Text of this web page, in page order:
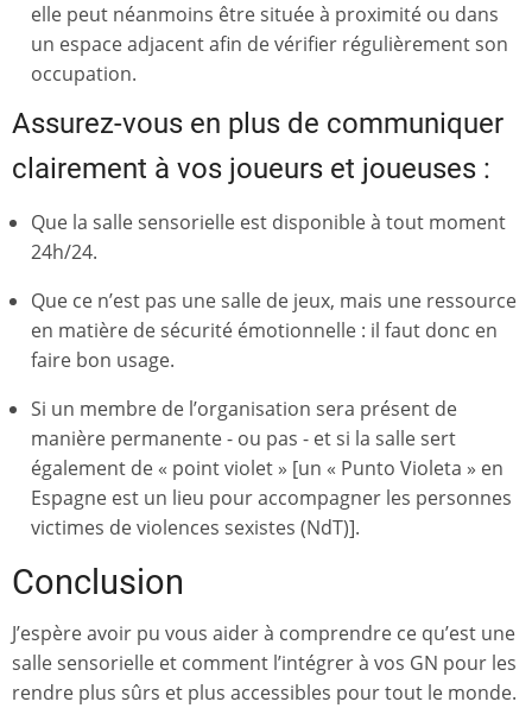
elle peut néanmoins être située à proximité ou dans
un espace adjacent afin de vérifier régulièrement son
occupation.
Assurez-vous en plus de communiquer
clairement à vos joueurs et joueuses :
Que la salle sensorielle est disponible à tout moment
24h/24.
Que ce n’est pas une salle de jeux, mais une ressource
en matière de sécurité émotionnelle : il faut donc en
faire bon usage.
Si un membre de l’organisation sera présent de
manière permanente - ou pas - et si la salle sert
également de « point violet » [un « Punto Violeta » en
Espagne est un lieu pour accompagner les personnes
victimes de violences sexistes (NdT)].
Conclusion
J’espère avoir pu vous aider à comprendre ce qu’est une
salle sensorielle et comment l’intégrer à vos GN pour les
rendre plus sûrs et plus accessibles pour tout le monde.